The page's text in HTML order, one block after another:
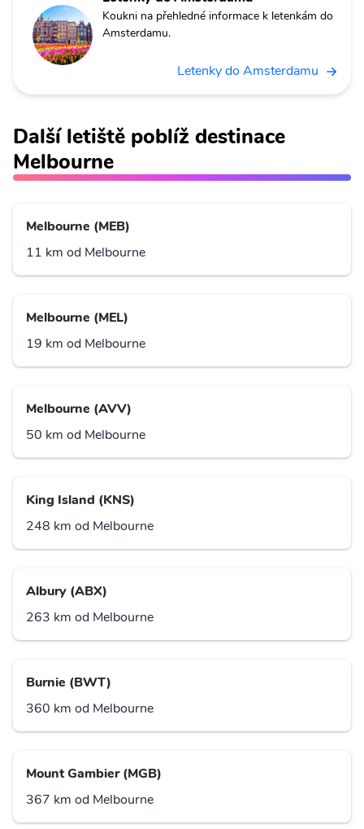
Koukni na přehledné informace k letenkám do
Amsterdamu.
Letenky do Amsterdamu
Další letiště poblíž destinace
Melbourne
Melbourne (MEB)
11 km od Melbourne
Melbourne (MEL)
19 km od Melbourne
Melbourne (AVV)
50 km od Melbourne
King Island (KNS)
248 km od Melbourne
Albury (ABX)
263 km od Melbourne
Burnie (BWT)
360 km od Melbourne
Mount Gambier (MGB)
367 km od Melbourne